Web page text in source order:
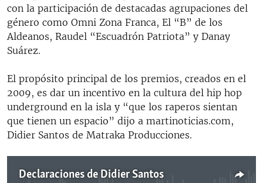
con la participación de destacadas agrupaciones del
género como Omni Zona Franca, El “B” de los
Aldeanos, Raudel “Escuadrón Patriota” y Danay
Suárez.
El propósito principal de los premios, creados en el
2009, es dar un incentivo en la cultura del hip hop
underground en la isla y “que los raperos sientan
que tienen un espacio” dijo a martinoticias.com,
Didier Santos de Matraka Producciones.
Declaraciones de Didier Santos